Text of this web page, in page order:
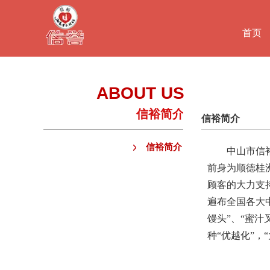
首页
ABOUT US
信裕简介
信裕简介
信裕简介
中山市信裕
前身为顺德桂
顾客的大力支
遍布全国各大
馒头”、“蜜汁
种“优越化”，